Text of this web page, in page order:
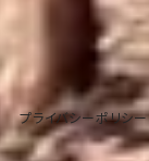
プライバシーポリシー